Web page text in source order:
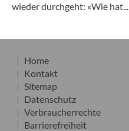
wieder durchgeht: «Wie hat...
Home
Kontakt
Sitemap
Datenschutz
Verbraucherrechte
Barrierefreiheit